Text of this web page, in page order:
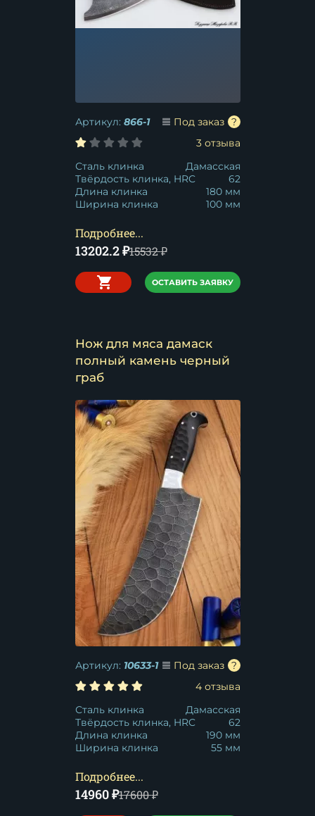
Артикул: 866-1
Под заказ
3 отзыва
Сталь клинка
Дамасская
Твёрдость клинка, HRC
62
Длина клинка
180 мм
Ширина клинка
100 мм
Подробнее...
13202.2₽15532₽
ОСТАВИТЬ ЗАЯВКУ
Нож для мяса дамаск
полный камень черный
граб
Артикул: 10633-1
Под заказ
4 отзыва
Сталь клинка
Дамасская
Твёрдость клинка, HRC
62
Длина клинка
190 мм
Ширина клинка
55 мм
Подробнее...
14960₽17600₽